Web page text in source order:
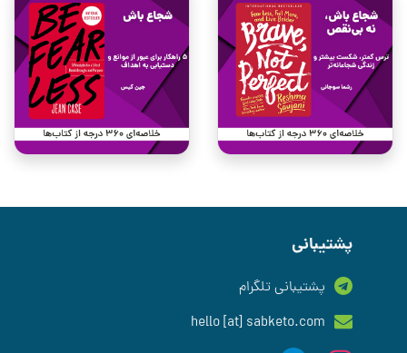
پشتیبانی
پشتیبانی تلگرام
hello [at] sabketo.com